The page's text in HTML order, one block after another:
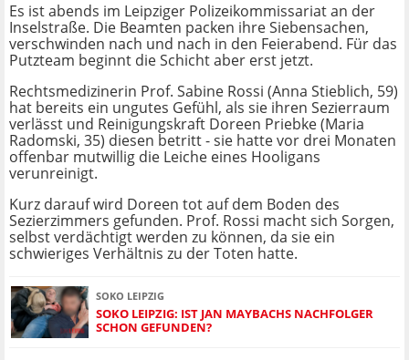
Es ist abends im Leipziger Polizeikommissariat an der
Inselstraße. Die Beamten packen ihre Siebensachen,
verschwinden nach und nach in den Feierabend. Für das
Putzteam beginnt die Schicht aber erst jetzt.
Rechtsmedizinerin Prof. Sabine Rossi (Anna Stieblich, 59)
hat bereits ein ungutes Gefühl, als sie ihren Sezierraum
verlässt und Reinigungskraft Doreen Priebke (Maria
Radomski, 35) diesen betritt - sie hatte vor drei Monaten
offenbar mutwillig die Leiche eines Hooligans
verunreinigt.
Kurz darauf wird Doreen tot auf dem Boden des
Sezierzimmers gefunden. Prof. Rossi macht sich Sorgen,
selbst verdächtigt werden zu können, da sie ein
schwieriges Verhältnis zu der Toten hatte.
SOKO LEIPZIG
SOKO LEIPZIG: IST JAN MAYBACHS NACHFOLGER
SCHON GEFUNDEN?